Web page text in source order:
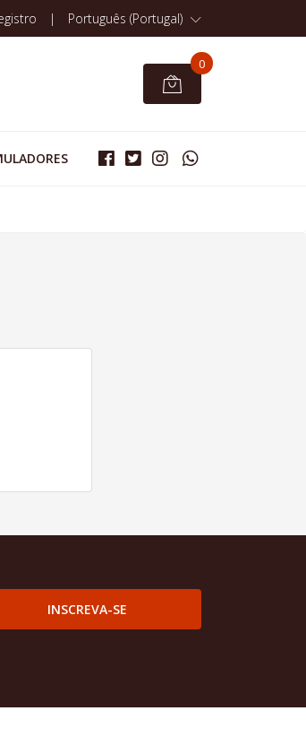
| Português (Portugal)
0
INSCREVA-SE